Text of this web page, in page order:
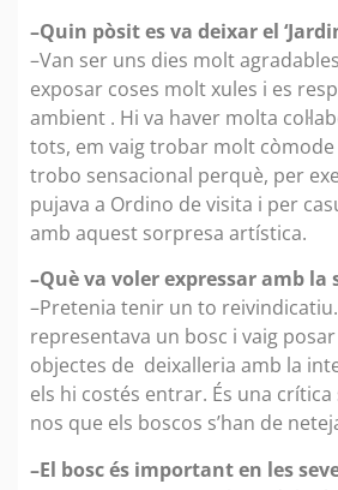
–Quin pòsit es va deixar el
–Van ser uns dies molt
exposar coses molt xules i es
ambient . Hi va haver molta
tots, em vaig trobar molt còmode
trobo sensacional perquè, per
pujava a Ordino de visita i per
amb aquest sorpresa artística.
–Què va voler expressar amb la
–Pretenia tenir un to
representava un bosc i vaig
objectes de deixalleria amb la
els hi costés entrar. És una
nos que els boscos s’han de
–El bosc és important en les